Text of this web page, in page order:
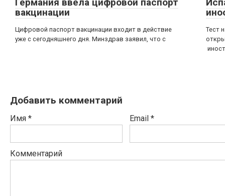
Германия ввела цифровой паспорт
вакцинации
Цифровой паспорт вакцинации входит в действие
уже с сегодняшнего дня. Минздрав заявил, что с
Тест
Добавить комментарий
Имя * Email *
Комментарий